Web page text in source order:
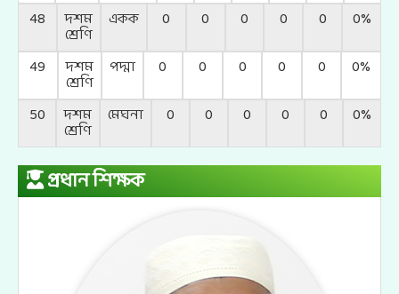
48
দশম
শ্রেণি
একক 0 0 0 0 0
0%
49
দশম
শ্রেণি
পদ্মা 0 0 0 0 0
0%
50
দশম
শ্রেণি
মেঘনা 0 0 0 0 0 0%
প্রধান শিক্ষক